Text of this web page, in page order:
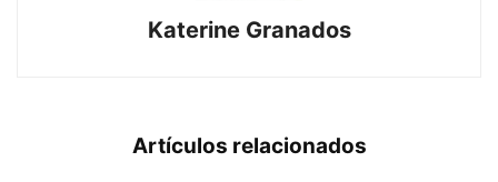
Katerine Granados
Artículos relacionados